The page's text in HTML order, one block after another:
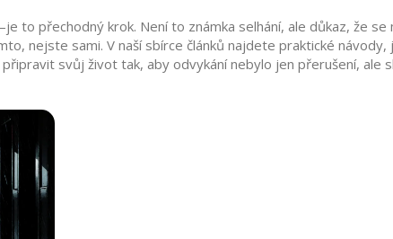
to přechodný krok. Není to známka selhání, ale důkaz, že
nejste sami. V naší sbírce článků najdete praktické
svůj život tak, aby odvykání nebylo jen přerušení, ale